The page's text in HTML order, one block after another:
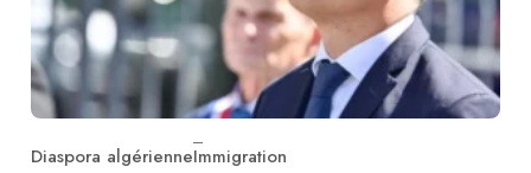
Diaspora algérienneImmigration